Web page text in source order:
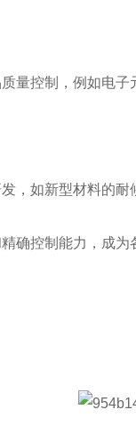
量控制，例如电
，如新型材料的
确控制能力，成